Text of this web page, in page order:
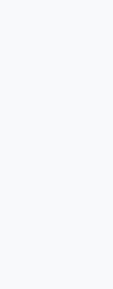
cadre permanent, ce